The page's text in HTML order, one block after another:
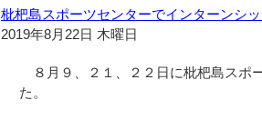
枇杷島スポーツセンターでインターンシ
2019年8月22日 木曜日
８月９、２１、２２日に枇杷島スポ
た。